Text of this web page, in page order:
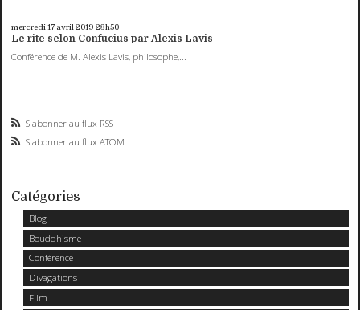
mercredi 17 avril 2019 23h50
Le rite selon Confucius par Alexis Lavis
Conférence de M. Alexis Lavis, philosophe,...
S'abonner au flux RSS
S'abonner au flux ATOM
Catégories
Blog
Bouddhisme
Conférence
Divagations
Film